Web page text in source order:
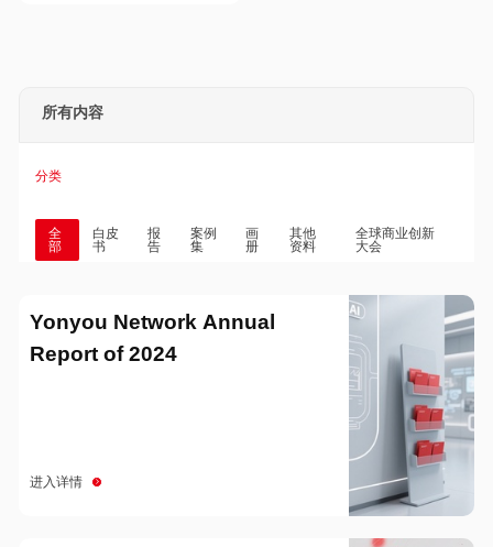
所有内容
分类
全
部
白皮
书
报
告
案例
集
画
册
其他
资料
全球商业创新
大会
Yonyou Network Annual
Report of 2024
进入详情